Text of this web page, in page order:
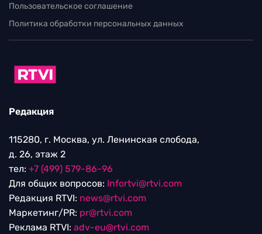
Пользовательское соглашение
Политика обработки персональных данных
Редакция
115280, г. Москва, ул. Ленинская слобода,
д. 26, этаж 2
тел: +7 (499) 579-86-96
Для общих вопросов: Infortvi@rtvi.com
Редакция RTVI: news@rtvi.com
Маркетинг/PR: pr@rtvi.com
Реклама RTVI: adv-eu@rtvi.com